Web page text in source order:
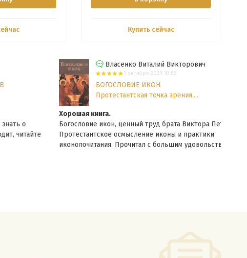
Купить сейчас
Власенко Виталий Викторович
1 октября 2021 10:56
БОГОСЛОВИЕ ИКОН.
Протестантская точка зрения....
Хорошая книга.
Богословие икон, ценный труд брата Виктора Петренко.
Протестантское осмысление иконы и практики
иконопочитания. Прочитал с большим удовольствием.